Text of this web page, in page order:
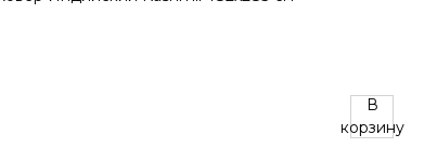
В
корзину